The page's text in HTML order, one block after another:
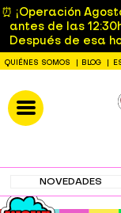
⏰ ¡Operación
antes de las
Después de esa
QUIÉNES SOMOS BLOG
NOVEDADES